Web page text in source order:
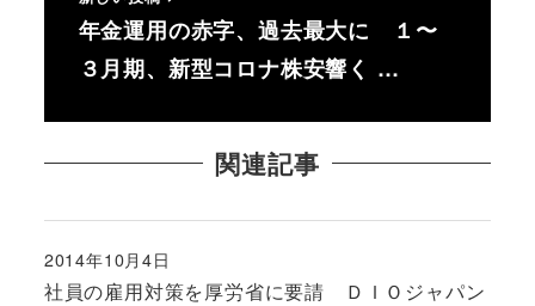
年金運用の赤字、過去最大に １〜
３月期、新型コロナ株安響く …
関連記事
社員の雇用対策を厚労省に要請 ＤＩＯジャパン
投稿日
2014年10月4日